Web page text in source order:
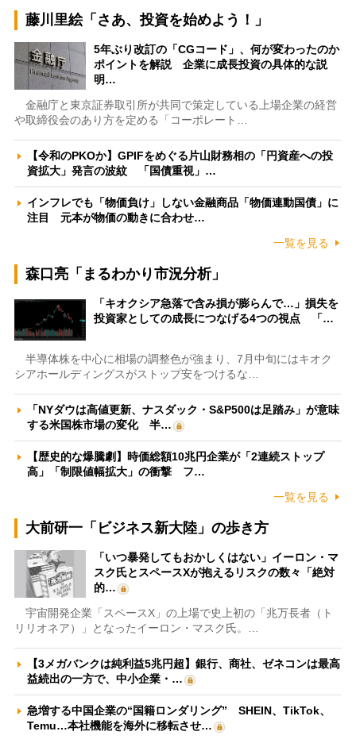
藤川里絵「さあ、投資を始めよう！」
5年ぶり改訂の「CGコード」、何が変わったのか
ポイントを解説 企業に成長投資の具体的な説
明…
金融庁と東京証券取引所が共同で策定している上場企業の経営
や取締役会のあり方を定める「コーポレート…
【令和のPKOか】GPIFをめぐる片山財務相の「円資産への投
資拡大」発言の波紋 「国債重視」…
インフレでも「物価負け」しない金融商品「物価連動国債」に
注目 元本が物価の動きに合わせ…
一覧を見る
森口亮「まるわかり市況分析」
「キオクシア急落で含み損が膨らんで…」損失を
投資家としての成長につなげる4つの視点 「…
半導体株を中心に相場の調整色が強まり、7月中旬にはキオク
シアホールディングスがストップ安をつけるな…
「NYダウは高値更新、ナスダック・S&P500は足踏み」が意味
する米国株市場の変化 半…
【歴史的な爆騰劇】時価総額10兆円企業が「2連続ストップ
高」「制限値幅拡大」の衝撃 フ…
一覧を見る
大前研一「ビジネス新大陸」の歩き方
「いつ暴発してもおかしくはない」イーロン・マ
スク氏とスペースXが抱えるリスクの数々「絶対
的…
宇宙開発企業「スペースX」の上場で史上初の「兆万長者（ト
リリオネア）」となったイーロン・マスク氏。…
【3メガバンクは純利益5兆円超】銀行、商社、ゼネコンは最高
益続出の一方で、中小企業・…
急増する中国企業の“国籍ロンダリング” SHEIN、TikTok、
Temu…本社機能を海外に移転させ…